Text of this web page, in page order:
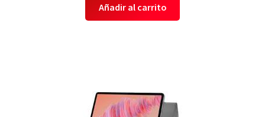
Añadir al carrito